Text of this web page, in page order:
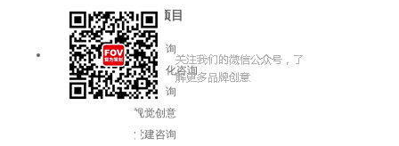
服务项目
品牌咨询
企业文化咨询
增长咨询
视觉创意
党建咨询